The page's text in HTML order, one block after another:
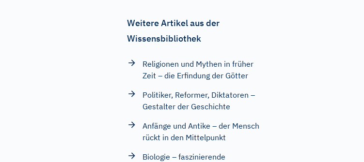
Weitere Artikel aus der
Wissensbibliothek
Religionen und Mythen in früher
Zeit – die Erfindung der Götter
Politiker, Reformer, Diktatoren –
Gestalter der Geschichte
Anfänge und Antike – der Mensch
rückt in den Mittelpunkt
Biologie – faszinierende